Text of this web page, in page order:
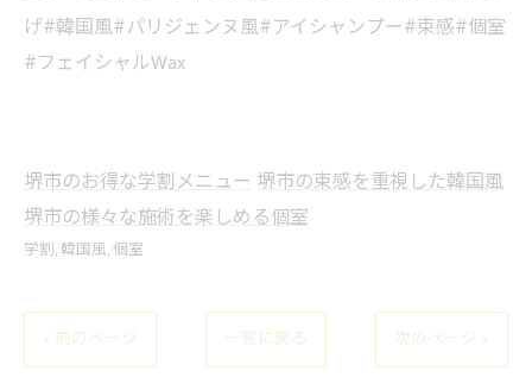
げ#韓国風#パリジェンヌ風#アイシャンプー#束感#個室
#フェイシャルWax
堺市のお得な学割メニュー 堺市の束感を重視した韓国風
堺市の様々な施術を楽しめる個室
学割 韓国風 個室
< 前のページ 一覧に戻る 次のページ >